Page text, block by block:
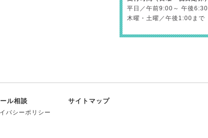
平日／午前9:00～ 午後6:30
木曜・土曜／午後1:00まで
ル相談
バシーポリシー
サイトマップ